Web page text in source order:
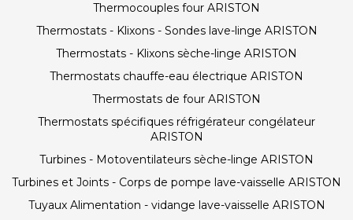
Thermocouples four ARISTON
Thermostats - Klixons - Sondes lave-linge ARISTON
Thermostats - Klixons sèche-linge ARISTON
Thermostats chauffe-eau électrique ARISTON
Thermostats de four ARISTON
Thermostats spécifiques réfrigérateur congélateur
ARISTON
Turbines - Motoventilateurs sèche-linge ARISTON
Turbines et Joints - Corps de pompe lave-vaisselle ARISTON
Tuyaux Alimentation - vidange lave-vaisselle ARISTON